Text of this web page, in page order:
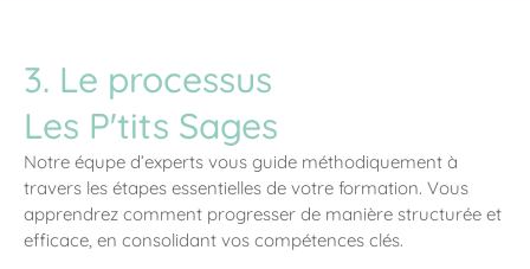
3. Le processus
Les P'tits Sages
Notre équpe d’experts vous guide méthodiquement à
travers les étapes essentielles de votre formation. Vous
apprendrez comment progresser de manière structurée et
efficace, en consolidant vos compétences clés.